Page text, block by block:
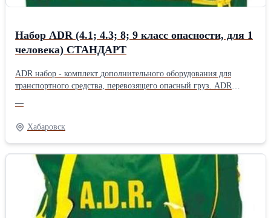
Набор ADR (4.1; 4.3; 8; 9 класс опасности, для 1
человека) СТАНДАРТ
ADR набор - комплект дополнительного оборудования для
транспортного средства, перевозящего опасный груз. ADR
средстве при перевозке опасного груза, согласно требованиям
ДОПОГ/ADR, за исключением элементов маркировки и
огнетушителей. Все наборы могут быть до укомплектованы по
желанию Заказчика.
—
Хабаровск